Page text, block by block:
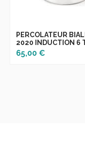
PERCOLATEUR
2020 INDUCTION 6
65,00 €